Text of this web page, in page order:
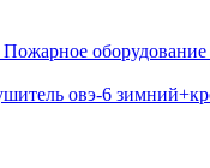
Пожарное оборудование